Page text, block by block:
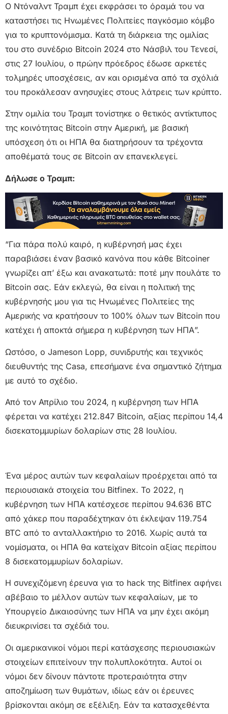
Ο Ντόναλντ Τραμπ έχει εκφράσει το όραμά του να
καταστήσει τις Ηνωμένες Πολιτείες παγκόσμιο κόμβο
για το κρυπτονόμισμα. Κατά τη διάρκεια της ομιλίας
του στο συνέδριο Bitcoin 2024 στο Νάσβιλ του Τενεσί,
στις 27 Ιουλίου, ο πρώην πρόεδρος έδωσε αρκετές
τολμηρές υποσχέσεις, αν και ορισμένα από τα σχόλιά
του προκάλεσαν ανησυχίες στους λάτρεις των κρύπτο.
Στην ομιλία του Τραμπ τονίστηκε ο θετικός αντίκτυπος
της κοινότητας Bitcoin στην Αμερική, με βασική
υπόσχεση ότι οι ΗΠΑ θα διατηρήσουν τα τρέχοντα
αποθέματά τους σε Bitcoin αν επανεκλεγεί.
Δήλωσε ο Τραμπ:
“Για πάρα πολύ καιρό, η κυβέρνησή μας έχει
παραβιάσει έναν βασικό κανόνα που κάθε Bitcoiner
γνωρίζει απ’ έξω και ανακατωτά: ποτέ μην πουλάτε το
Bitcoin σας. Εάν εκλεγώ, θα είναι η πολιτική της
κυβέρνησής μου για τις Ηνωμένες Πολιτείες της
Αμερικής να κρατήσουν το 100% όλων των Bitcoin που
κατέχει ή αποκτά σήμερα η κυβέρνηση των ΗΠΑ”.
Ωστόσο, ο Jameson Lopp, συνιδρυτής και τεχνικός
διευθυντής της Casa, επεσήμανε ένα σημαντικό ζήτημα
με αυτό το σχέδιο.
Από τον Απρίλιο του 2024, η κυβέρνηση των ΗΠΑ
φέρεται να κατέχει 212.847 Bitcoin, αξίας περίπου 14,4
δισεκατομμυρίων δολαρίων στις 28 Ιουλίου.
Ένα μέρος αυτών των κεφαλαίων προέρχεται από τα
περιουσιακά στοιχεία του Bitfinex. Το 2022, η
κυβέρνηση των ΗΠΑ κατέσχεσε περίπου 94.636 BTC
από χάκερ που παραδέχτηκαν ότι έκλεψαν 119.754
BTC από το ανταλλακτήριο το 2016. Χωρίς αυτά τα
νομίσματα, οι ΗΠΑ θα κατείχαν Bitcoin αξίας περίπου
8 δισεκατομμυρίων δολαρίων.
Η συνεχιζόμενη έρευνα για το hack της Bitfinex αφήνει
αβέβαιο το μέλλον αυτών των κεφαλαίων, με το
Υπουργείο Δικαιοσύνης των ΗΠΑ να μην έχει ακόμη
διευκρινίσει τα σχέδιά του.
Οι αμερικανικοί νόμοι περί κατάσχεσης περιουσιακών
στοιχείων επιτείνουν την πολυπλοκότητα. Αυτοί οι
νόμοι δεν δίνουν πάντοτε προτεραιότητα στην
αποζημίωση των θυμάτων, ιδίως εάν οι έρευνες
βρίσκονται ακόμη σε εξέλιξη. Εάν τα κατασχεθέντα